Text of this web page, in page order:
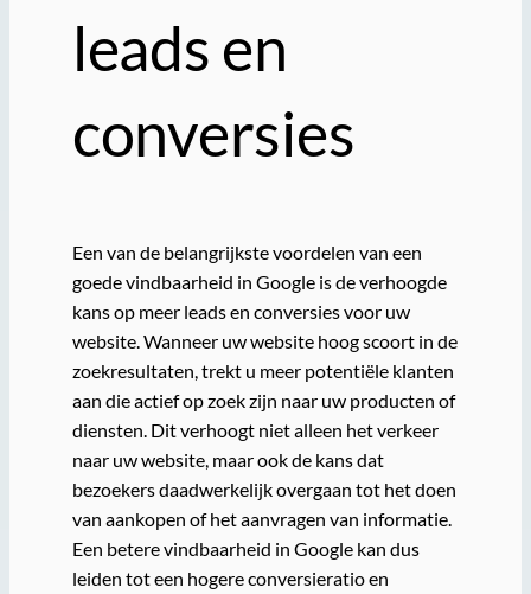
leads en
conversies
Een van de belangrijkste voordelen van een
goede vindbaarheid in Google is de verhoogde
kans op meer leads en conversies voor uw
website. Wanneer uw website hoog scoort in de
zoekresultaten, trekt u meer potentiële klanten
aan die actief op zoek zijn naar uw producten of
diensten. Dit verhoogt niet alleen het verkeer
naar uw website, maar ook de kans dat
bezoekers daadwerkelijk overgaan tot het doen
van aankopen of het aanvragen van informatie.
Een betere vindbaarheid in Google kan dus
leiden tot een hogere conversieratio en